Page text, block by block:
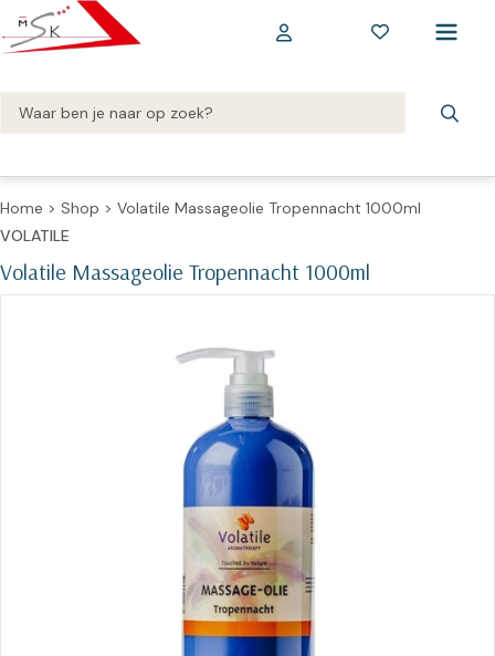
Home > Shop > Volatile Massageolie Tropennacht 1000ml
Volatile Massageolie Tropennacht 1000ml
VOLATILE